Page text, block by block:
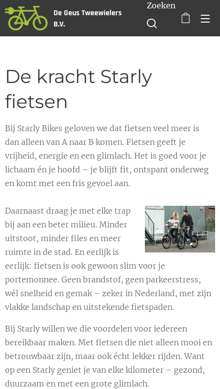
De Geus Tweewielers
B.V.
Zoeken
De kracht Starly
fietsen
Bij Starly Bikes geloven we dat fietsen veel meer is
dan alleen van A naar B komen. Fietsen geeft je
vrijheid, energie en een glimlach. Het is goed voor je
lichaam én je hoofd – je blijft fit, ontspant onderweg
en komt met een fris gevoel aan.
Daarnaast draag je met elke trap
bij aan een beter milieu. Minder
uitstoot, minder files en meer
ruimte in de stad. En eerlijk is
eerlijk: fietsen is ook gewoon slim voor je
portemonnee. Geen brandstof, geen parkeerstress,
wél snelheid en gemak – zeker in Nederland, met zijn
vlakke landschap en uitstekende fietspaden.
Bij Starly willen we die voordelen voor iedereen
bereikbaar maken. Met fietsen die niet alleen mooi en
betrouwbaar zijn, maar ook écht lekker rijden. Want
op een Starly geniet je van elke kilometer – gezond,
duurzaam en met een grote glimlach.